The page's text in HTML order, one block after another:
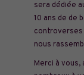
sera dédiée
10 ans de de
controverses
nous
Merci à vous,